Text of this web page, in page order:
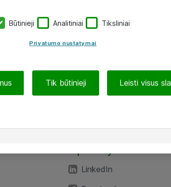
LinkedIn
Būtinieji Analitiniai Tiksliniai
Privatumo nustatymai
Tik būtinieji Leisti visus